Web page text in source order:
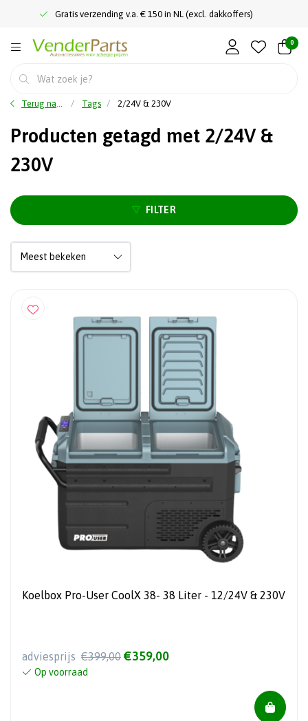
Gratis verzending v.a. € 150 in NL (excl. dakkoffers)
0
Terug naar home Tags 2/24V & 230V
Producten getagd met 2/24V &
230V
FILTER
Koelbox Pro-User CoolX 38- 38 Liter - 12/24V & 230V
adviesprijs €399,00 €359,00
Op voorraad